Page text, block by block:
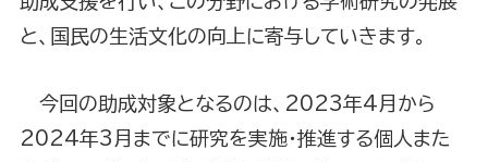
と、国民の生活文化の向上に寄与していきます。
今回の助成対象となるのは、2023年4月から
2024年3月までに研究を実施・推進する個人また